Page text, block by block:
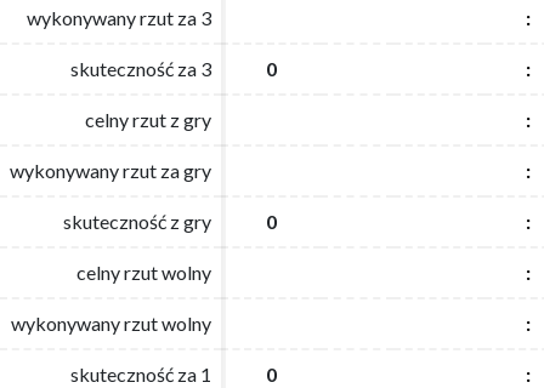
wykonywany rzut za 3 :
skuteczność za 3 0 :
celny rzut z gry :
wykonywany rzut za gry :
skuteczność z gry 0 :
celny rzut wolny :
wykonywany rzut wolny :
skuteczność za 1 0 :
wykonywany rzut za 3 :
skuteczność za 3 0 :
celny rzut z gry :
wykonywany rzut za gry :
skuteczność z gry 0 :
celny rzut wolny :
wykonywany rzut wolny :
skuteczność za 1 0 :